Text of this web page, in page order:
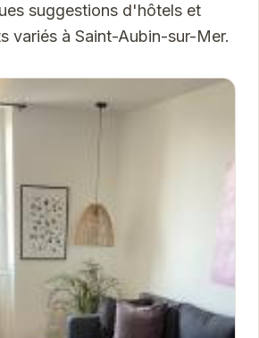
suggestions d'hôtels et
variés à Saint-Aubin-sur-Mer.